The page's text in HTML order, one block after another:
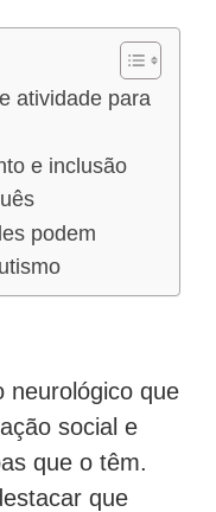
atividade para
e inclusão
podem
neurológico que
social e
que o têm.
que